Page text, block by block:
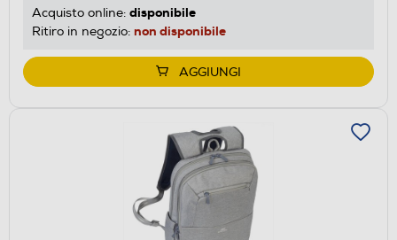
Acquisto online: disponibile
Ritiro in negozio: non disponibile
AGGIUNGI